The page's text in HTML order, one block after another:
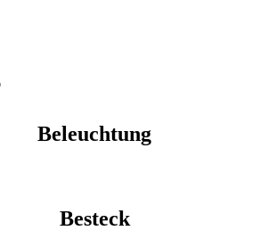
Beleuchtung
Besteck